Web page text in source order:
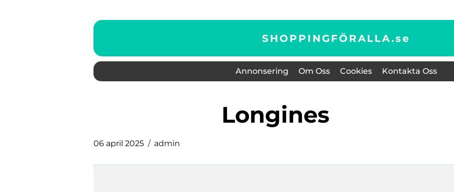
SHOPPINGFÖRALLA.se
Annonsering Om Oss Cookies Kontakta Oss
Longines
06 april 2025 admin